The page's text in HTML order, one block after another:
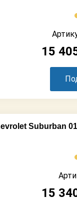
15
Suburban
15